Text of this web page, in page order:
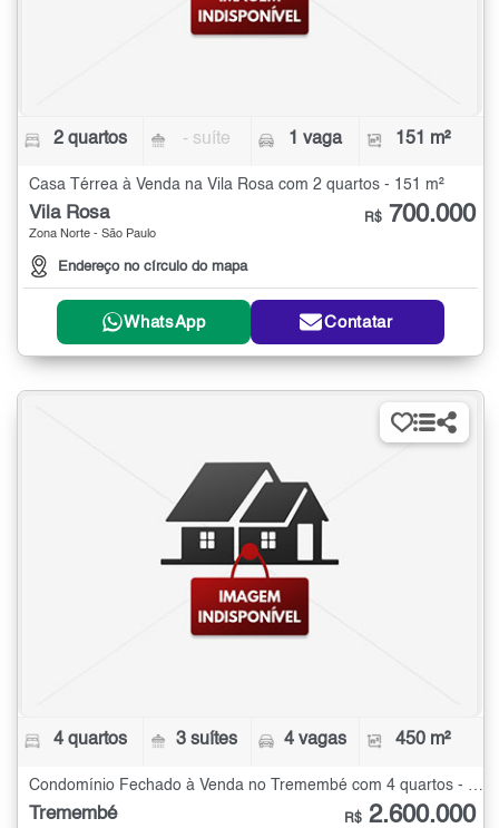
2 quartos - suíte 1 vaga 151 m²
Casa Térrea à Venda na Vila Rosa com 2 quartos - 151 m²
Vila Rosa
Zona Norte - São Paulo
Endereço no círculo do mapa
R$ 700.000
WhatsApp Contatar
4 quartos 3 suítes 4 vagas 450 m²
Condomínio Fechado à Venda no Tremembé com 4 quartos - 450 m²
Tremembé R$ 2.600.000